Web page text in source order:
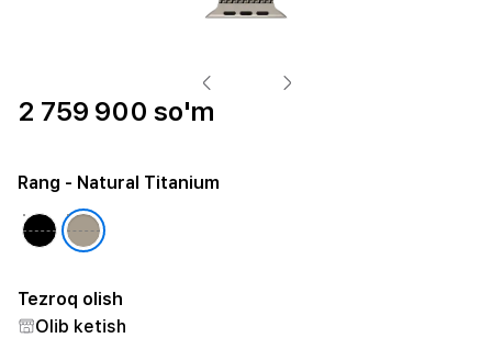
2 759 900 so'm
Rang - Natural Titanium
Tezroq olish
Olib ketish